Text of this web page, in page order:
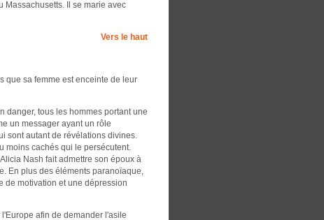
Massachusetts. Il se marie avec
Vers le haut
que sa femme est enceinte de leur
danger, tous les hommes portant une
un messager ayant un rôle
sont autant de révélations divines.
moins cachés qui le persécutent.
Nash fait admettre son époux à
En plus des éléments paranoïaque,
de motivation et une dépression
afin de demander l'asile